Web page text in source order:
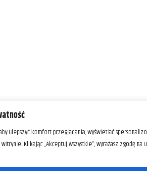
ulepszyć komfort przeglądania, wyświetlać
Klikając „Akceptuj wszystkie”, wyrażasz zgodę